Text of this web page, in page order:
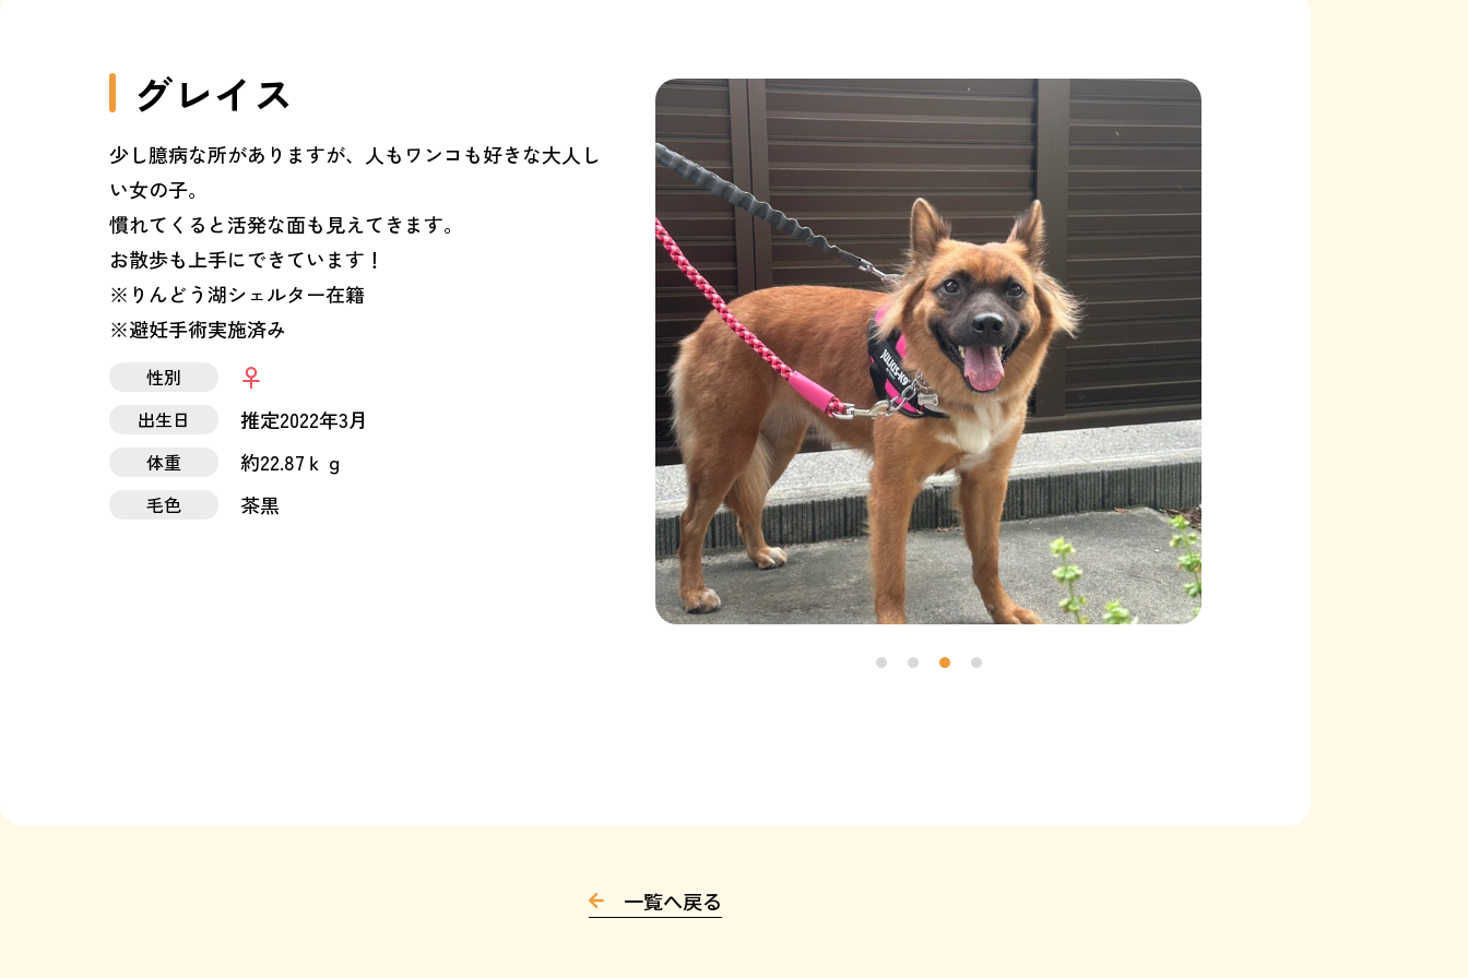
グレイス
少し臆病な所がありますが、人もワンコも好きな大人し
い女の子。
慣れてくると活発な面も見えてきます。
お散歩も上手にできています！
※りんどう湖シェルター在籍
※避妊手術実施済み
性別
出生日
推定2022年3月
体重 約22.87ｋｇ
毛色 茶黒
一覧へ戻る